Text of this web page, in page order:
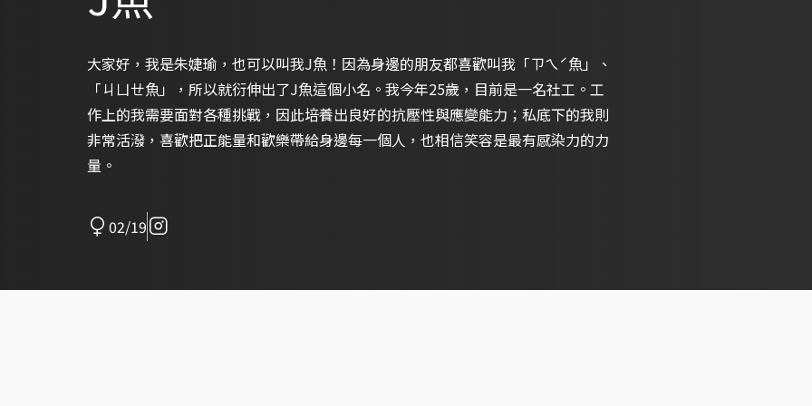
大家好，我是朱婕瑜，也可以叫我J魚！因為身邊的朋友都喜歡叫我「ㄗㄟˊ魚」、
「ㄐㄩㄝ魚」，所以就衍伸出了J魚這個小名。我今年25歲，目前是一名社工。工
作上的我需要面對各種挑戰，因此培養出良好的抗壓性與應變能力；私底下的我則
非常活潑，喜歡把正能量和歡樂帶給身邊每一個人，也相信笑容是最有感染力的力
量。
02/19